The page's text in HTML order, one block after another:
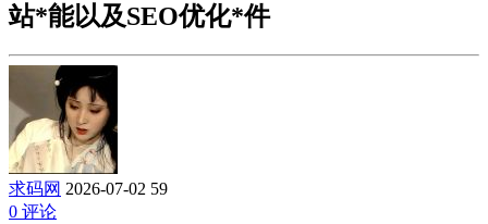
站*能以及SEO优化*件
求码网 2026-07-02 59
0 评论